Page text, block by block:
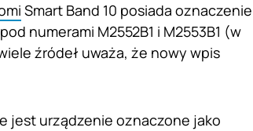
Smart Band 10 posiada oznaczenie
numerami M2552B1 i M2553B1 (w
źródeł uważa, że nowy wpis
jest urządzenie oznaczone jako